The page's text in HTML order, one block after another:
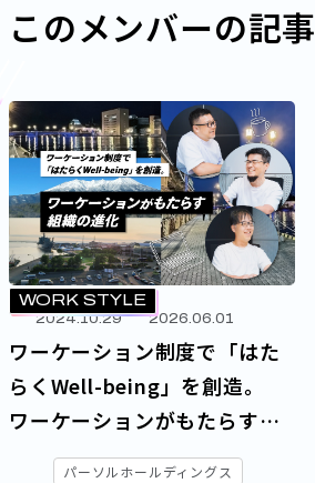
このメンバーの記事
WORK STYLE
2024.10.29 2026.06.01
ワーケーション制度で「はた
らくWell-being」を創造。
ワーケーションがもたらす組
織の進化
パーソルホールディングス